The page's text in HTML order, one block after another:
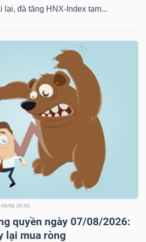
lại, đà tăng HNX-Index tạm...
06/08 20:00
quyền ngày 07/08/2026:
lại mua ròng